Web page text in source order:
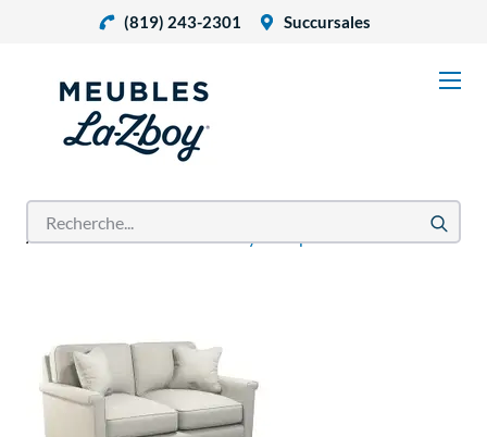
(819) 243-2301 Succursales
Accueil Produits Bexley Canapé